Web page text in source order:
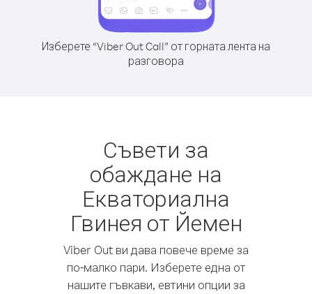
Изберете “Viber Out Call” от горната лента на
разговора
Съвети за
обаждане на
Екваториална
Гвинея от Йемен
Viber Out ви дава повече време за
по-малко пари. Изберете една от
нашите гъвкави, евтини опции за